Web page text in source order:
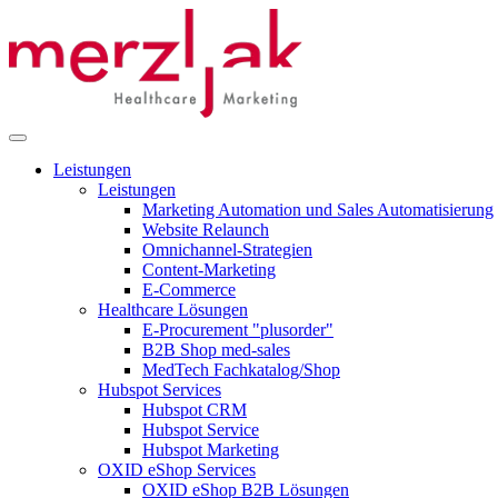
Leistungen
Leistungen
Marketing Automation und Sales Automatisierung
Website Relaunch
Omnichannel-Strategien
Content-Marketing
E-Commerce
Healthcare Lösungen
E-Procurement "plusorder"
B2B Shop med-sales
MedTech Fachkatalog/Shop
Hubspot Services
Hubspot CRM
Hubspot Service
Hubspot Marketing
OXID eShop Services
OXID eShop B2B Lösungen